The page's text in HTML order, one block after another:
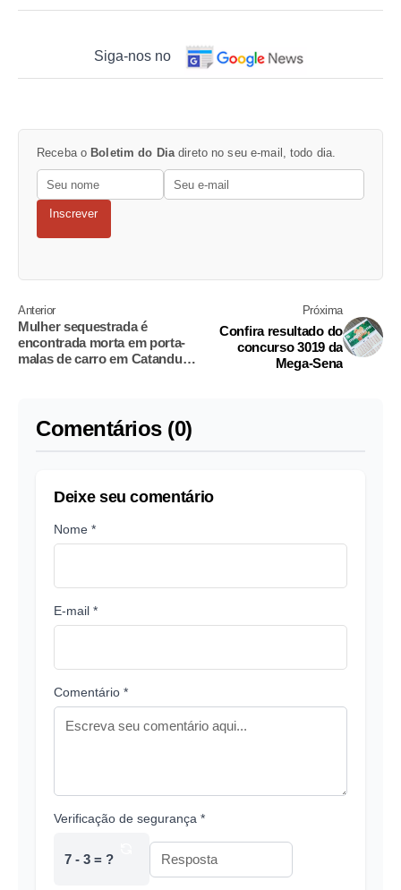
Siga-nos no
Receba o Boletim do Dia direto no seu e-mail, todo dia.
Inscrever
Anterior
Mulher sequestrada é
encontrada morta em porta-
malas de carro em Catanduva
Próxima
Confira resultado do
concurso 3019 da
Mega-Sena
Comentários (0)
Deixe seu comentário
Nome *
E-mail *
Comentário *
Verificação de segurança *
7 - 3 = ?